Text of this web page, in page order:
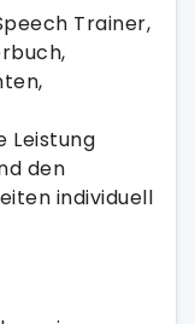
Trainer,
Leistung
den
individuell